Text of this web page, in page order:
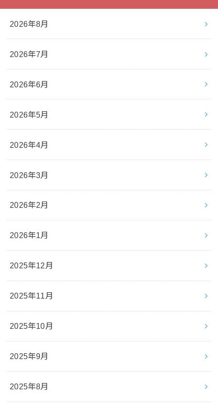
2026年8月
2026年7月
2026年6月
2026年5月
2026年4月
2026年3月
2026年2月
2026年1月
2025年12月
2025年11月
2025年10月
2025年9月
2025年8月